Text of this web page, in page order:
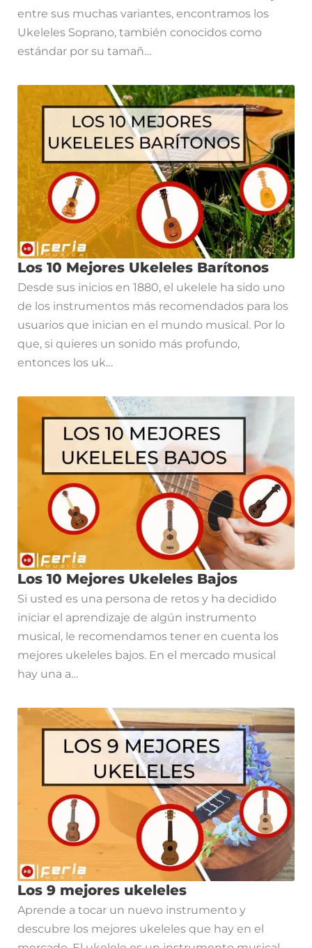
entre sus muchas variantes, encontramos los
Ukeleles Soprano, también conocidos como
estándar por su tamañ…
Los 10 Mejores Ukeleles Barítonos
Desde sus inicios en 1880, el ukelele ha sido uno
de los instrumentos más recomendados para los
usuarios que inician en el mundo musical. Por lo
que, si quieres un sonido más profundo,
entonces los uk…
Los 10 Mejores Ukeleles Bajos
Si usted es una persona de retos y ha decidido
iniciar el aprendizaje de algún instrumento
musical, le recomendamos tener en cuenta los
mejores ukeleles bajos. En el mercado musical
hay una a…
Los 9 mejores ukeleles
Aprende a tocar un nuevo instrumento y
descubre los mejores ukeleles que hay en el